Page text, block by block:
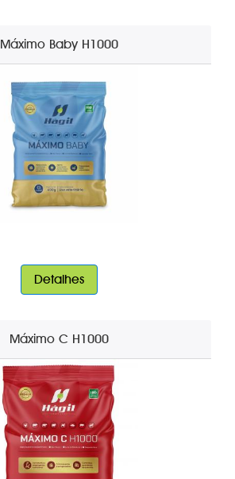
Máximo Baby H1000
Detalhes
Máximo C H1000